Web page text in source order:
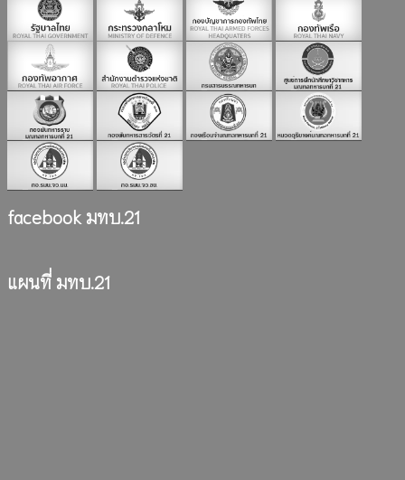
facebook มทบ.21
แผนที่ มทบ.21